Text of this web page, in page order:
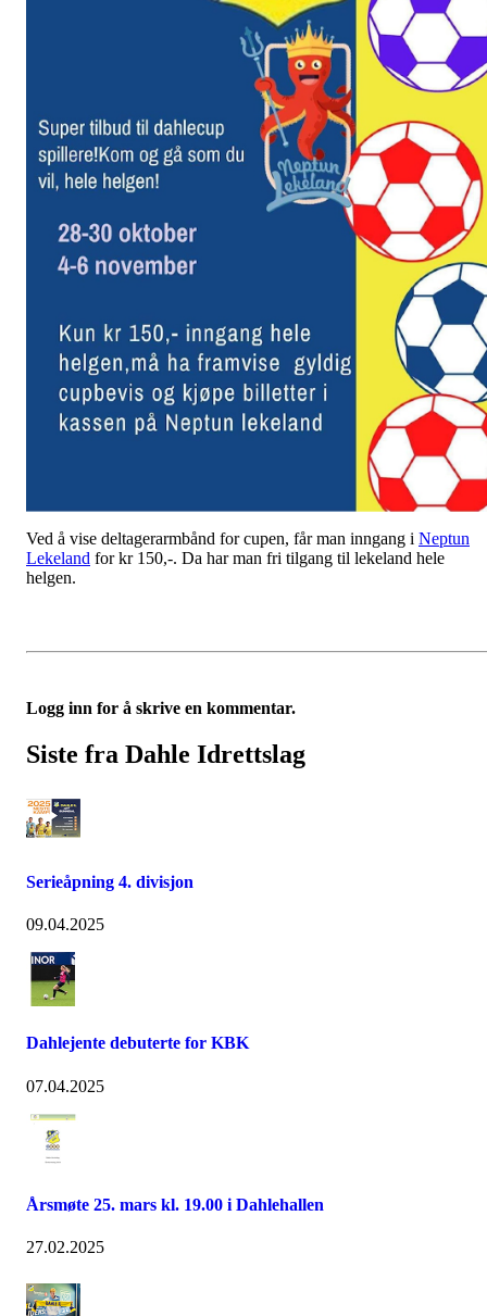
Ved å vise deltagerarmbånd for cupen, får man inngang i Neptun
Lekeland for kr 150,-. Da har man fri tilgang til lekeland hele
helgen.
Logg inn for å skrive en kommentar.
Siste fra Dahle Idrettslag
Serieåpning 4. divisjon
09.04.2025
Dahlejente debuterte for KBK
07.04.2025
Årsmøte 25. mars kl. 19.00 i Dahlehallen
27.02.2025